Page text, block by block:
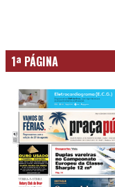
1ª PÁGINA